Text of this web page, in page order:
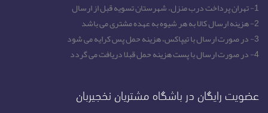
1- تهران پرداخت درب منزل، شهرستان تسویه قبل از ارسال
2- هزینه ارسال کالا به هر شیوه به عهده مشتری می باشد
3- در صورت ارسال با تیپاکس، هزینه حمل پس کرایه می شود
4- در صورت ارسال با پست هزینه حمل قبلا دریافت می گردد
عضویت رایگان در باشگاه مشتریان نخجیربان